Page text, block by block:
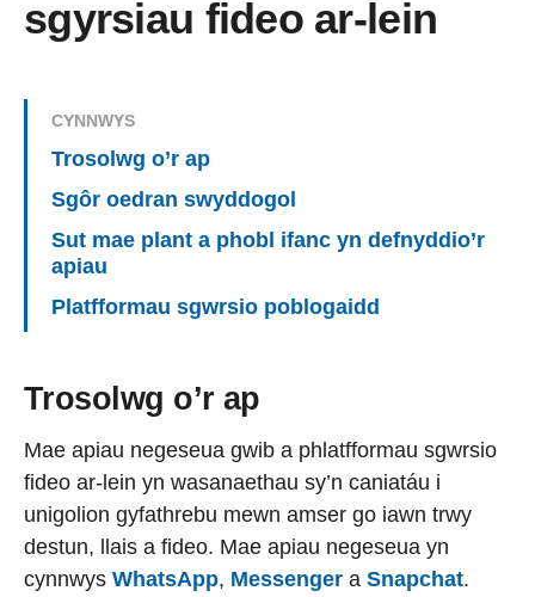
sgyrsiau fideo ar-lein
CYNNWYS
Trosolwg o’r ap
Sgôr oedran swyddogol
Sut mae plant a phobl ifanc yn defnyddio’r
apiau
Platfformau sgwrsio poblogaidd
Trosolwg o’r ap
Mae apiau negeseua gwib a phlatfformau sgwrsio
fideo ar-lein yn wasanaethau sy’n caniatáu i
unigolion gyfathrebu mewn amser go iawn trwy
destun, llais a fideo. Mae apiau negeseua yn
cynnwys WhatsApp, Messenger a Snapchat.